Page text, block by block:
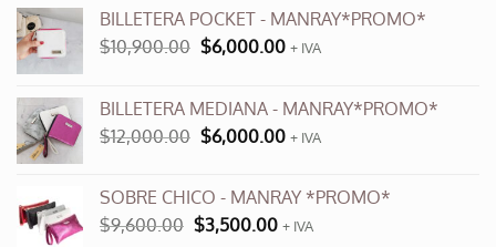
BILLETERA POCKET - MANRAY*PROMO*
$10,900.00 El
era:
$10,900.00.
$6,000.00El
es:
$6,000.00.
+ IVA
BILLETERA MEDIANA - MANRAY*PROMO*
$12,000.00 El
era:
$12,000.00.
$6,000.00El
es:
$6,000.00.
+ IVA
SOBRE CHICO - MANRAY *PROMO*
$9,600.00 El
$3,500.00El+ IVA